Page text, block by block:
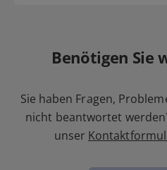
Benötigen Sie
Sie haben Fragen,
nicht beantwortet
unser